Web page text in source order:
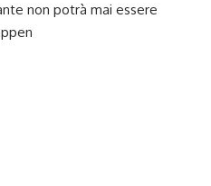
non potrà mai essere